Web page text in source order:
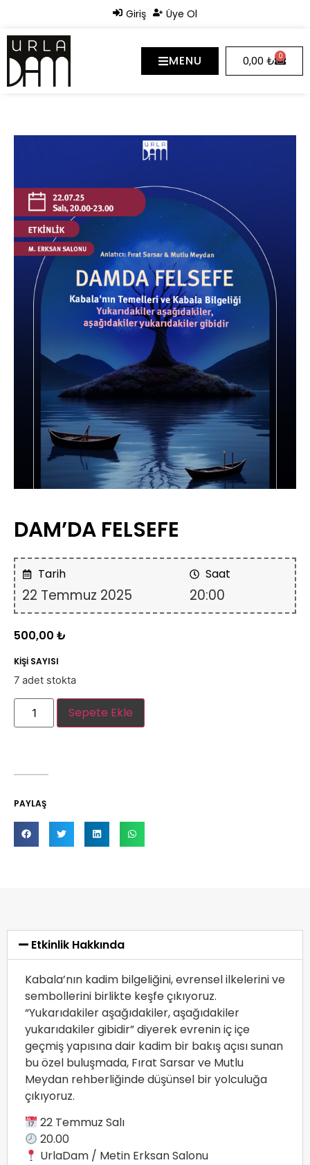
Giriş Üye Ol
MENU 0,00 ₺ 0
DAM’DA FELSEFE
Tarih
22 Temmuz 2025
Saat
20:00
500,00 ₺
KİŞİ SAYISI
7 adet stokta
Sepete Ekle
PAYLAŞ
Etkinlik Hakkında
Kabala’nın kadim bilgeliğini, evrensel ilkelerini ve
sembollerini birlikte keşfe çıkıyoruz.
“Yukarıdakiler aşağıdakiler, aşağıdakiler
yukarıdakiler gibidir” diyerek evrenin iç içe
geçmiş yapısına dair kadim bir bakış açısı sunan
bu özel buluşmada, Fırat Sarsar ve Mutlu
Meydan rehberliğinde düşünsel bir yolculuğa
çıkıyoruz.
22 Temmuz Salı
20.00
UrlaDam / Metin Erksan Salonu